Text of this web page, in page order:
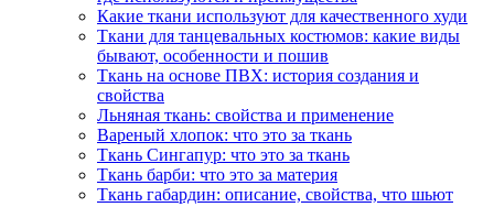
Какие ткани используют для качественного худи
Ткани для танцевальных костюмов: какие виды
бывают, особенности и пошив
Ткань на основе ПВХ: история создания и
свойства
Льняная ткань: свойства и применение
Вареный хлопок: что это за ткань
Ткань Сингапур: что это за ткань
Ткань барби: что это за материя
Ткань габардин: описание, свойства, что шьют